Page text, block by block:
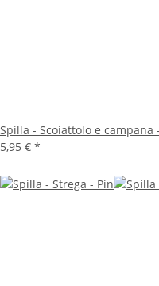
Spilla - Scoiattolo e campana
5,95 € *